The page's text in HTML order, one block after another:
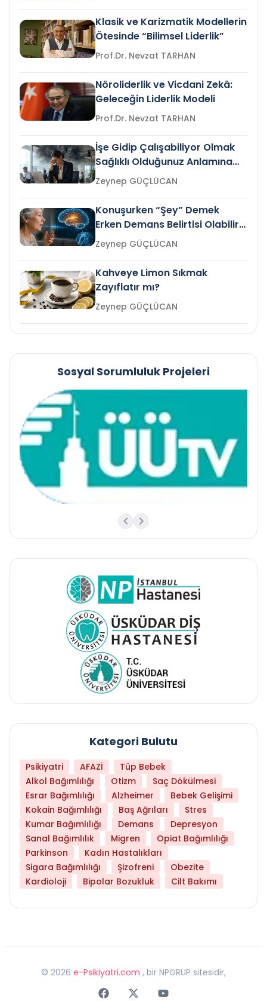
Klasik ve Karizmatik Modellerin
Ötesinde “Bilimsel Liderlik”
Prof.Dr. Nevzat TARHAN
Nöroliderlik ve Vicdani Zekâ:
Geleceğin Liderlik Modeli
Prof.Dr. Nevzat TARHAN
İşe Gidip Çalışabiliyor Olmak
Sağlıklı Olduğunuz Anlamına
Gelir mi?Zeynep GÜÇLÜCAN
Konuşurken “Şey” Demek
Erken Demans Belirtisi Olabilir
mi?
Zeynep GÜÇLÜCAN
Kahveye Limon Sıkmak
Zayıflatır mı?
Zeynep GÜÇLÜCAN
Sosyal Sorumluluk Projeleri
Kategori Bulutu
Psikiyatri AFAZİ
Tüp Bebek
Alkol Bağımlılığı
Otizm
Saç Dökülmesi
Esrar Bağımlılığı
Alzheimer
Bebek Gelişimi
Kokain Bağımlılığı
Baş Ağrıları
Stres
Kumar Bağımlılığı
Demans
Depresyon
Sanal Bağımlılık
Migren
Opiat Bağımlılığı
Parkinson
Kadın Hastalıkları
Sigara Bağımlılığı
Şizofreni
Obezite
Kardioloji
Bipolar Bozukluk Cilt Bakımı
© 2026 e-Psikiyatri.com , bir NPGRUP sitesidir,